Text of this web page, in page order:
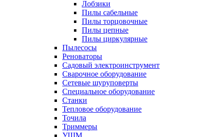
Лобзики
Пилы сабельные
Пилы торцовочные
Пилы цепные
Пилы циркулярные
Пылесосы
Реноваторы
Садовый электроинструмент
Сварочное оборудование
Сетевые шуруповерты
Специальное оборудование
Станки
Тепловое оборудование
Точила
Триммеры
УШМ